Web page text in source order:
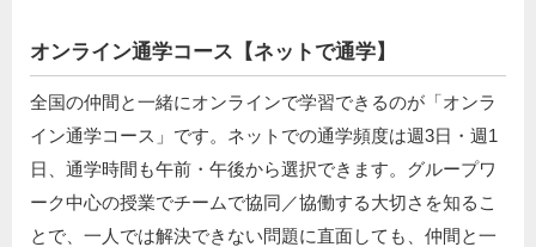
オンライン通学コース【ネットで通学】
全国の仲間と一緒にオンラインで学習できるのが「オンラ
イン通学コース」です。ネットでの通学頻度は週3日・週1
日、通学時間も午前・午後から選択できます。グループワ
ーク中心の授業でチームで協同／協働する大切さを知るこ
とで、一人では解決できない問題に直面しても、仲間と一